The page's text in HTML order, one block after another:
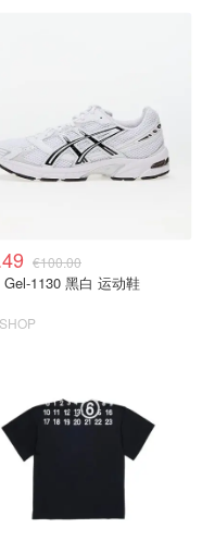
€100.00
1130 黑白 运动鞋